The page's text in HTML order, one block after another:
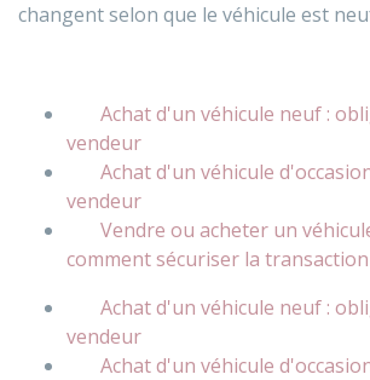
changent selon que le véhicule est
Achat d'un véhicule neuf :
vendeur
Achat d'un véhicule
vendeur
Vendre ou acheter un
comment sécuriser la transaction
Achat d'un véhicule neuf :
vendeur
Achat d'un véhicule